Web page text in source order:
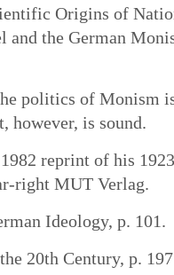
Origins of
the German
politics of Monism
however, is sound.
reprint of his
right MUT Verlag.
Ideology, p. 101.
20th Century, p.